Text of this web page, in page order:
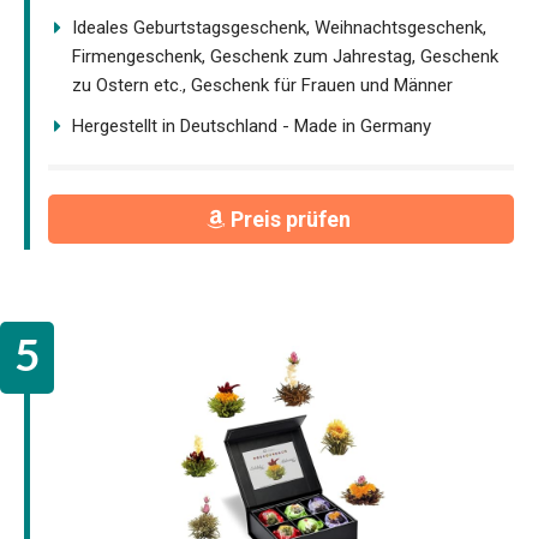
Ideales Geburtstagsgeschenk, Weihnachtsgeschenk,
Firmengeschenk, Geschenk zum Jahrestag, Geschenk
zu Ostern etc., Geschenk für Frauen und Männer
Hergestellt in Deutschland - Made in Germany
Preis prüfen